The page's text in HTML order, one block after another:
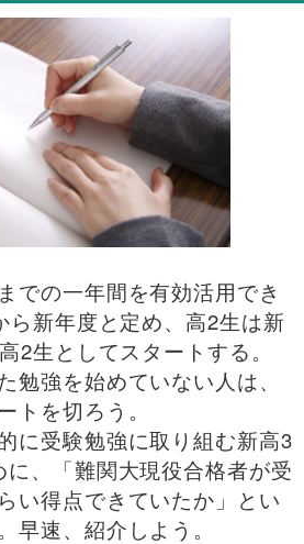
での一年間を有効活用でき
ら新年度と定め、高2生は新
2生としてスタートする。
勉強を始めていない人は、
トを切ろう。
に受験勉強に取り組む新高3
、「難関大現役合格者が受
い得点できていたか」とい
早速、紹介しよう。